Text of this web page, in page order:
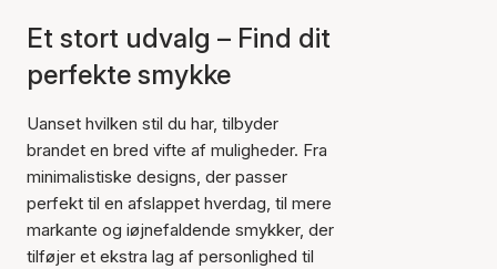
Et stort udvalg – Find dit
perfekte smykke
Uanset hvilken stil du har, tilbyder
brandet en bred vifte af muligheder. Fra
minimalistiske designs, der passer
perfekt til en afslappet hverdag, til mere
markante og iøjnefaldende smykker, der
tilføjer et ekstra lag af personlighed til